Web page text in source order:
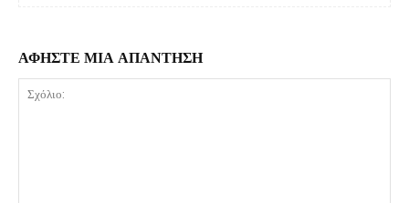
ΑΦΗΣΤΕ ΜΙΑ ΑΠΑΝΤΗΣΗ